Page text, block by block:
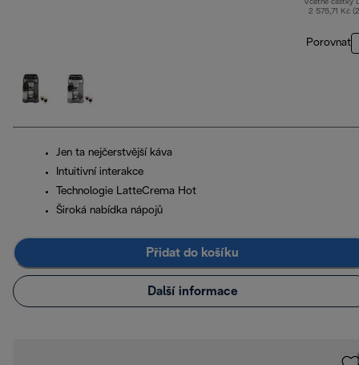
Včetně částky
2 575,71 Kč
Porovnat
Jen ta nejčerstvější káva
Intuitivní interakce
Technologie LatteCrema Hot
Široká nabídka nápojů
Přidat do košíku
Další informace